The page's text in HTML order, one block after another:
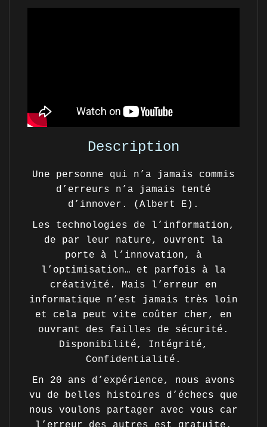
Description
Une personne qui n’a jamais commis
d’erreurs n’a jamais tenté
d’innover. (Albert E).
Les technologies de l’information,
de par leur nature, ouvrent la
porte à l’innovation, à
l’optimisation… et parfois à la
créativité. Mais l’erreur en
informatique n’est jamais très loin
et cela peut vite coûter cher, en
ouvrant des failles de sécurité.
Disponibilité, Intégrité,
Confidentialité.
En 20 ans d’expérience, nous avons
vu de belles histoires d’échecs que
nous voulons partager avec vous car